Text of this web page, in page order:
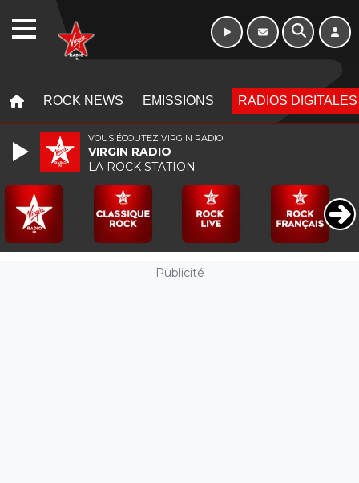
ROCK NEWS EMISSIONS RADIOS DIGITALES
Publicité
VOUS ÉCOUTEZ VIRGIN RADIO
VIRGIN RADIO
LA ROCK STATION
WEBRADIO Morning - 6h à 10h